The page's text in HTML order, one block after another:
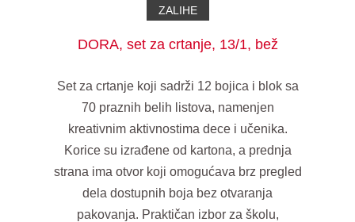
ZALIHE
DORA, set za crtanje, 13/1, bež
Set za crtanje koji sadrži 12 bojica i blok sa
70 praznih belih listova, namenjen
kreativnim aktivnostima dece i učenika.
Korice su izrađene od kartona, a prednja
strana ima otvor koji omogućava brz pregled
dela dostupnih boja bez otvaranja
pakovanja. Praktičan izbor za školu,